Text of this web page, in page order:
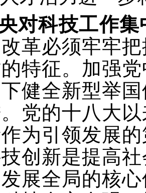
对科技工作
革必须牢牢
特征。加强
健全新型举
党的十八大
为引领发展
创新是提高
展全局的核